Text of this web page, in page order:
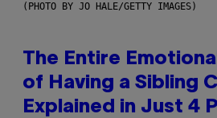
(PHOTO BY JO HALE/GETTY IMAGES)
The Entire
of Having a Sibling
Explained in Just 4